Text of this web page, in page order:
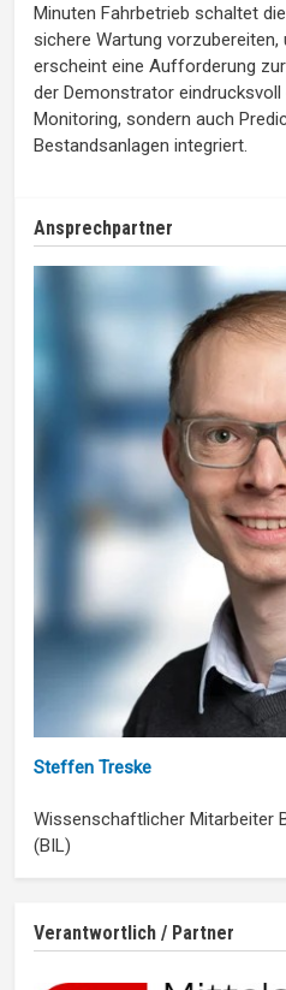
Minuten Fahrbetrieb schaltet
sichere Wartung vorzubereiten,
erscheint eine Aufforderung
der Demonstrator
Monitoring, sondern auch
Bestandsanlagen integriert.
Ansprechpartner
Steffen Treske
Wissenschaftlicher Mitarbeiter
(BIL)
Verantwortlich / Partner